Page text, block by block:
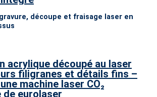
découpe et fraisage laser en